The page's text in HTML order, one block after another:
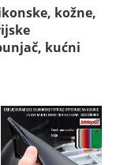
kožne,
kućni